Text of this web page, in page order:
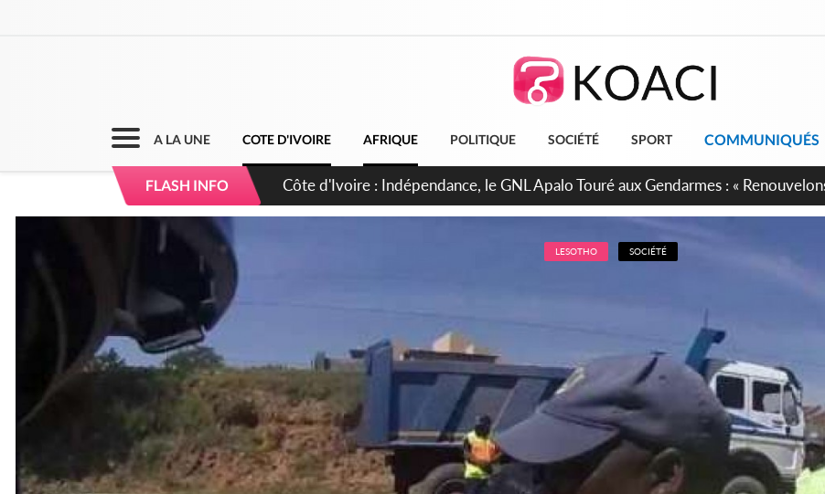
A LA UNE COTE D'IVOIRE AFRIQUE POLITIQUE SOCIÉTÉ SPORT COMMUNIQUÉS
FLASH INFO
Sierra Leone : Un projet de réforme constitutionnelle en gestation, points clés
d'avance
LESOTHO SOCIÉTÉ